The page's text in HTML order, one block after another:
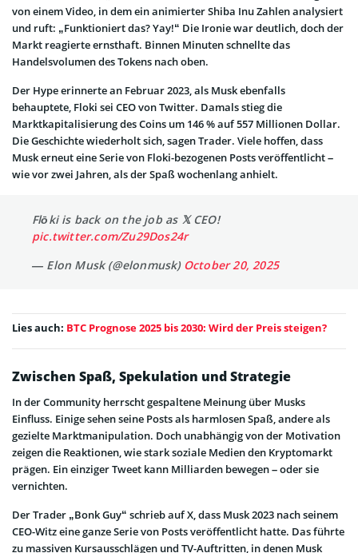
von einem Video, in dem ein animierter Shiba Inu Zahlen analysiert
und ruft: „Funktioniert das? Yay!“ Die Ironie war deutlich, doch der
Markt reagierte ernsthaft. Binnen Minuten schnellte das
Handelsvolumen des Tokens nach oben.
Der Hype erinnerte an Februar 2023, als Musk ebenfalls
behauptete, Floki sei CEO von Twitter. Damals stieg die
Marktkapitalisierung des Coins um 146 % auf 557 Millionen Dollar.
Die Geschichte wiederholt sich, sagen Trader. Viele hoffen, dass
Musk erneut eine Serie von Floki-bezogenen Posts veröffentlicht –
wie vor zwei Jahren, als der Spaß wochenlang anhielt.
Flōki is back on the job as 𝕏 CEO!
pic.twitter.com/Zu29Dos24r
— Elon Musk (@elonmusk) October 20, 2025
Lies auch: BTC Prognose 2025 bis 2030: Wird der Preis steigen?
Zwischen Spaß, Spekulation und Strategie
In der Community herrscht gespaltene Meinung über Musks
Einfluss. Einige sehen seine Posts als harmlosen Spaß, andere als
gezielte Marktmanipulation. Doch unabhängig von der Motivation
zeigen die Reaktionen, wie stark soziale Medien den Kryptomarkt
prägen. Ein einziger Tweet kann Milliarden bewegen – oder sie
vernichten.
Der Trader „Bonk Guy“ schrieb auf X, dass Musk 2023 nach seinem
CEO-Witz eine ganze Serie von Posts veröffentlicht hatte. Das führte
zu massiven Kursausschlägen und TV-Auftritten, in denen Musk